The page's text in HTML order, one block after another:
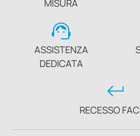
MISURA
support_agent
ASSISTENZA
DEDICATA
keyboard_return
RECESSO